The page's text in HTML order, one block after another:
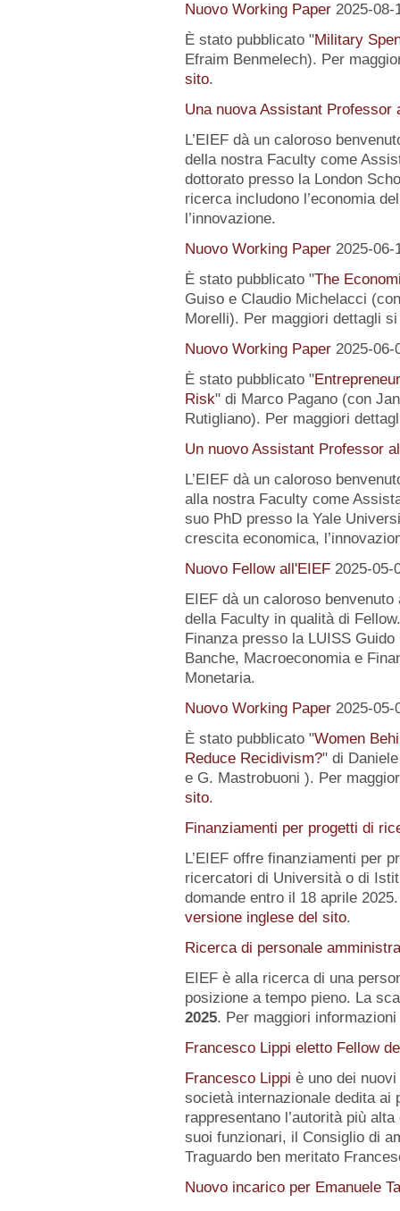
Nuovo Working Paper 2025-08-
È stato pubblicato "Military
Efraim Benmelech). Per
sito.
Una nuova Assistant Professor
L’EIEF dà un caloroso
della nostra Faculty come
dottorato presso la London
ricerca includono l’economia
l’innovazione.
Nuovo Working Paper 2025-06-
È stato pubblicato "The
Guiso e Claudio Michelacci
Morelli). Per maggiori dettagli
Nuovo Working Paper 2025-06-
È stato pubblicato "
Risk" di Marco Pagano (con
Rutigliano). Per maggiori
Un nuovo Assistant Professor
L’EIEF dà un caloroso
alla nostra Faculty come
suo PhD presso la Yale
crescita economica,
Nuovo Fellow all'EIEF 2025-05-
EIEF dà un caloroso
della Faculty in qualità di
Finanza presso la LUISS
Banche, Macroeconomia e
Monetaria.
Nuovo Working Paper 2025-05-
È stato pubblicato "Women
Reduce Recidivism?" di
e G. Mastrobuoni ). Per
sito.
Finanziamenti per progetti di
L’EIEF offre finanziamenti per
ricercatori di Università o di
domande entro il 18 aprile
versione inglese del sito.
Ricerca di personale
EIEF è alla ricerca di una
posizione a tempo pieno. La
2025. Per maggiori informazioni
Francesco Lippi eletto Fellow
Francesco Lippi è uno dei nuovi
società internazionale dedita ai
rappresentano l’autorità più
suoi funzionari, il Consiglio di
Traguardo ben meritato
Nuovo incarico per Emanuele